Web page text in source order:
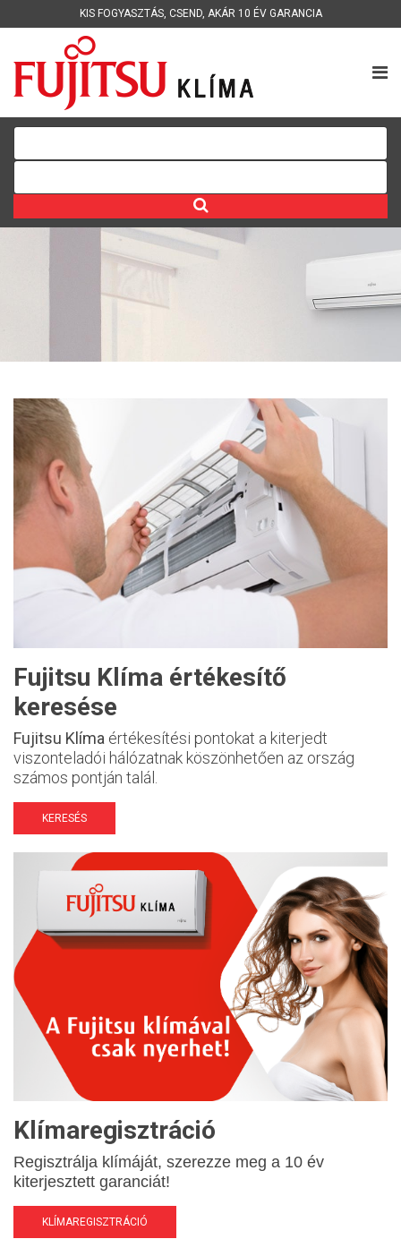
KIS FOGYASZTÁS, CSEND, AKÁR 10 ÉV GARANCIA
Fujitsu Klíma értékesítő
keresése
Fujitsu Klíma értékesítési pontokat a kiterjedt
viszonteladói hálózatnak köszönhetően az ország
számos pontján talál.
KERESÉS
Klímaregisztráció
Regisztrálja klímáját, szerezze meg a 10 év
kiterjesztett garanciát!
KLÍMAREGISZTRÁCIÓ